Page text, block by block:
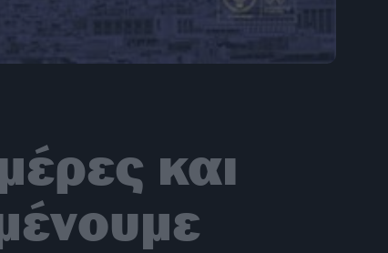
και